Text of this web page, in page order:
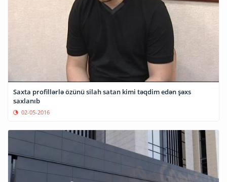
Saxta profillərlə özünü silah satan kimi təqdim edən şəxs
saxlanıb
02-05-2016